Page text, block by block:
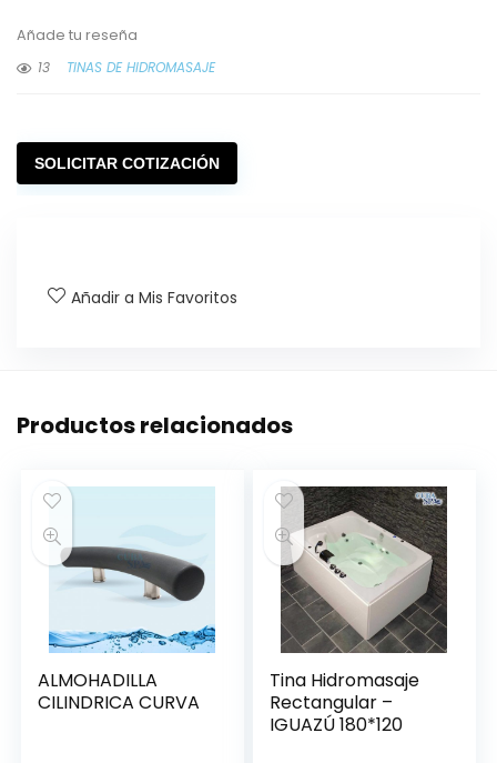
Añade tu reseña
13
TINAS DE HIDROMASAJE
SOLICITAR COTIZACIÓN
Añadir a Mis Favoritos
Productos relacionados
ALMOHADILLA
CILINDRICA CURVA
Tina Hidromasaje
Rectangular –
IGUAZÚ 180*120